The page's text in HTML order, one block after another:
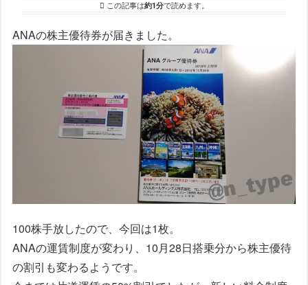
この記事は約1分で読めます。
ANAの株主優待券が届きました。
100株手放したので、今回は1枚。
ANAの運賃制度が変わり、10月28日搭乗分から株主優待
の割引も変わるようです。